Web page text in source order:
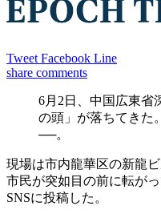
Tweet Facebook Line
share comments
6月2日、中国広東省
の頭」が落ちてきた
──。
現場は市内龍華区の新龍
市民が突如目の前に転が
SNSに投稿した。